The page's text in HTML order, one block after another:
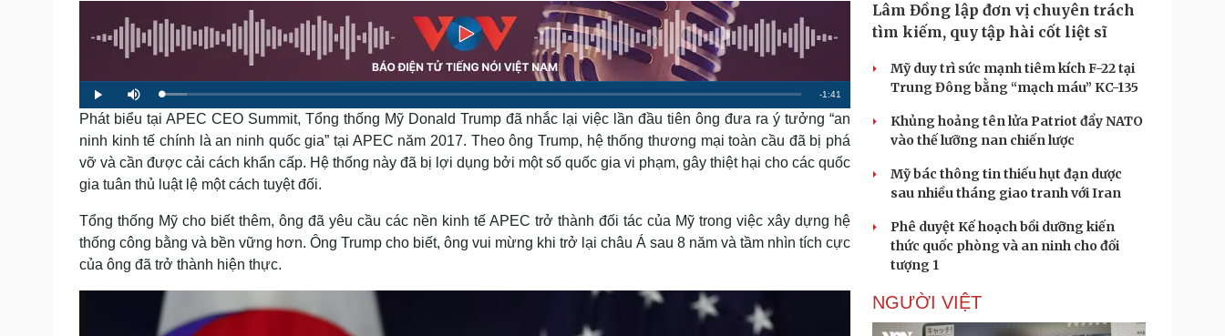
Sức khỏe
Dinh dưỡng - món ngon
Cây thuốc
Sản phụ khoa
Nhi khoa
Nam khoa
Làm đẹp - giảm cân
Phòng mạch online
Ăn sạch sống khỏe
Đời sống
Nhà đẹp
Tình yêu - Gia đình
Văn hóa
Sân khấu - Điện ảnh
Văn học
Âm nhạc
Giải trí
Nghệ sĩ
Thời trang
Sao Việt
Tư vấn
check-in
Podcast
Câu chuyện thời sự
Đọc truyện đêm khuya
Cửa sổ tình yêu
Hạt giống tâm hồn
P
l
a
y
M
u
t
e
L
o
a
d
e
4
.
0
4
R
e
m
n
-1:41
Phát biểu tại APEC CEO Summit, Tổng thống Mỹ Donald Trump đã nhắc lại việc lần đầu tiên ông đưa ra ý tưởng “an
ninh kinh tế chính là an ninh quốc gia” tại APEC năm 2017. Theo ông Trump, hệ thống thương mại toàn cầu đã bị phá
vỡ và cần được cải cách khẩn cấp. Hệ thống này đã bị lợi dụng bởi một số quốc gia vi phạm, gây thiệt hại cho các quốc
gia tuân thủ luật lệ một cách tuyệt đối.
Tổng thống Mỹ cho biết thêm, ông đã yêu cầu các nền kinh tế APEC trở thành đối tác của Mỹ trong việc xây dựng hệ
thống công bằng và bền vững hơn. Ông Trump cho biết, ông vui mừng khi trở lại châu Á sau 8 năm và tầm nhìn tích cực
của ông đã trở thành hiện thực.
Lâm Đồng lập đơn vị chuyên trách
tìm kiếm, quy tập hài cốt liệt sĩ
Mỹ duy trì sức mạnh tiêm kích F-22 tại
Trung Đông bằng “mạch máu” KC-135
Khủng hoảng tên lửa Patriot đẩy NATO
vào thế lưỡng nan chiến lược
Mỹ bác thông tin thiếu hụt đạn dược
sau nhiều tháng giao tranh với Iran
Phê duyệt Kế hoạch bồi dưỡng kiến
thức quốc phòng và an ninh cho đối
tượng 1
NGƯỜI VIỆT